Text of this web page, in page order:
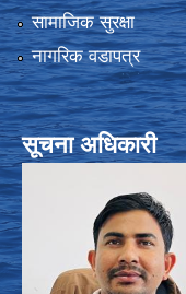
सामाजिक सुरक्षा
नागरिक वडापत्र
सूचना अधिकारी